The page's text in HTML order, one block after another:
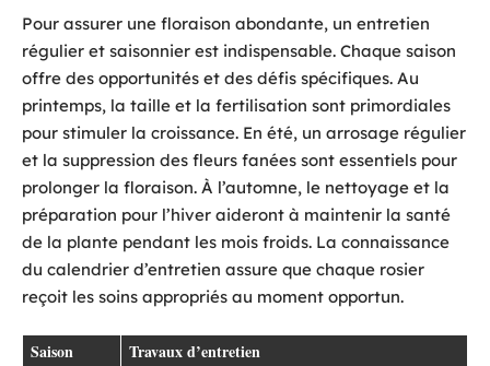
Pour assurer une floraison abondante, un entretien
régulier et saisonnier est indispensable. Chaque saison
offre des opportunités et des défis spécifiques. Au
printemps, la taille et la fertilisation sont primordiales
pour stimuler la croissance. En été, un arrosage régulier
et la suppression des fleurs fanées sont essentiels pour
prolonger la floraison. À l’automne, le nettoyage et la
préparation pour l’hiver aideront à maintenir la santé
de la plante pendant les mois froids. La connaissance
du calendrier d’entretien assure que chaque rosier
reçoit les soins appropriés au moment opportun.
Saison Travaux d’entretien